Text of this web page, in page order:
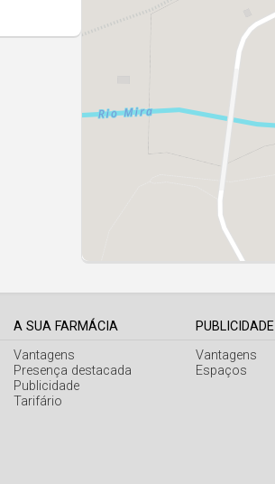
A SUA FARMÁCIA
Vantagens
Presença destacada
Publicidade
Tarifário
PUBLICIDADE
Vantagens
Espaços